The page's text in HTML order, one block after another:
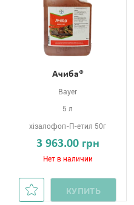
Ачиба®
Bayer
5 л
хізалофоп-П-етил 50г
3 963.00 грн
Нет в наличии
КУПИТЬ